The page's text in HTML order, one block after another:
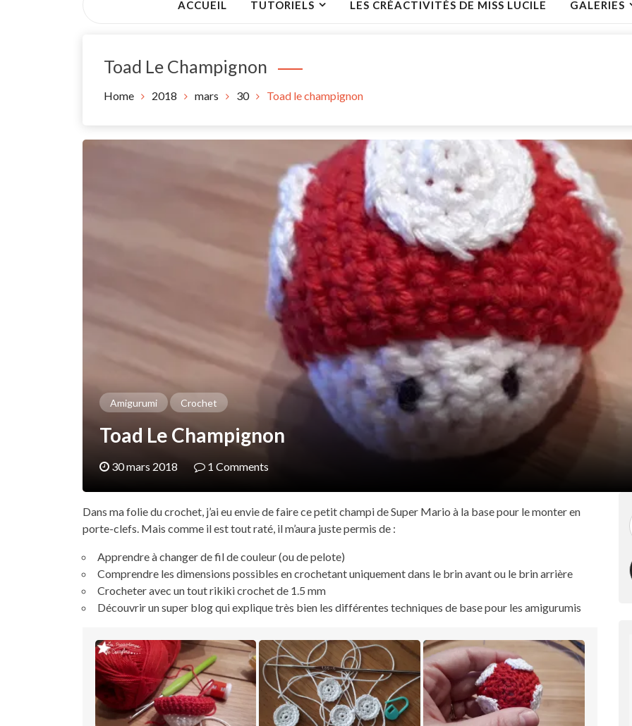
ACCUEIL TUTORIELS LES CRÉACTIVITÉS DE MISS LUCILE GALERIES
Toad Le Champignon
Home 2018 mars 30 Toad le champignon
Amigurumi Crochet
Toad Le Champignon
30 mars 2018 1 Comments
Dans ma folie du crochet, j’ai eu envie de faire ce petit champi de Super Mario à la base pour le monter en
porte-clefs. Mais comme il est tout raté, il m’aura juste permis de :
Apprendre à changer de fil de couleur (ou de pelote)
Comprendre les dimensions possibles en crochetant uniquement dans le brin avant ou le brin arrière
Crocheter avec un tout rikiki crochet de 1.5 mm
Découvrir un super blog qui explique très bien les différentes techniques de base pour les amigurumis